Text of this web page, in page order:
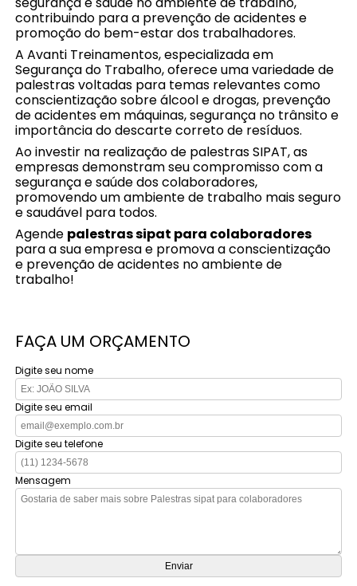
contribuindo para a prevenção de acidentes e
promoção do bem-estar dos trabalhadores.
A Avanti Treinamentos, especializada em
Segurança do Trabalho, oferece uma variedade de
palestras voltadas para temas relevantes como
conscientização sobre álcool e drogas, prevenção
de acidentes em máquinas, segurança no trânsito e
importância do descarte correto de resíduos.
Ao investir na realização de palestras SIPAT, as
empresas demonstram seu compromisso com a
segurança e saúde dos colaboradores,
promovendo um ambiente de trabalho mais seguro
e saudável para todos.
Agende palestras sipat para colaboradores
para a sua empresa e promova a conscientização
e prevenção de acidentes no ambiente de
trabalho!
FAÇA UM ORÇAMENTO
Digite seu nome
Digite seu email
Digite seu telefone
Mensagem